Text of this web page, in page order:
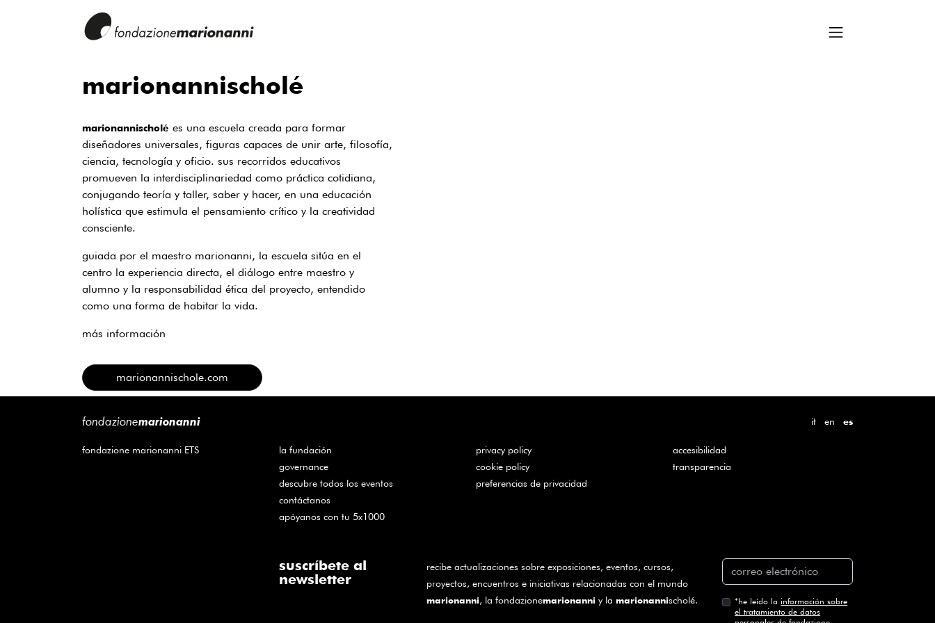
marionannischolé
marionannischolé es una escuela creada para formar
diseñadores universales, figuras capaces de unir arte, filosofía,
ciencia, tecnología y oficio. sus recorridos educativos
promueven la interdisciplinariedad como práctica cotidiana,
conjugando teoría y taller, saber y hacer, en una educación
holística que estimula el pensamiento crítico y la creatividad
consciente.
guiada por el maestro marionanni, la escuela sitúa en el
centro la experiencia directa, el diálogo entre maestro y
alumno y la responsabilidad ética del proyecto, entendido
como una forma de habitar la vida.
más información
marionannischole.com
fondazionemarionanni it en es
fondazione marionanni ETS
la fundación
governance
descubre todos los eventos
contáctanos
apóyanos con tu 5x1000
privacy policy
cookie policy
preferencias de privacidad
accesibilidad
transparencia
suscríbete al
newsletter
recibe actualizaciones sobre exposiciones, eventos, cursos,
proyectos, encuentros e iniciativas relacionadas con el mundo
marionanni, la fondazionemarionanni y lamarionannischolé. *he leído lainformación sobre
el tratamiento de datos